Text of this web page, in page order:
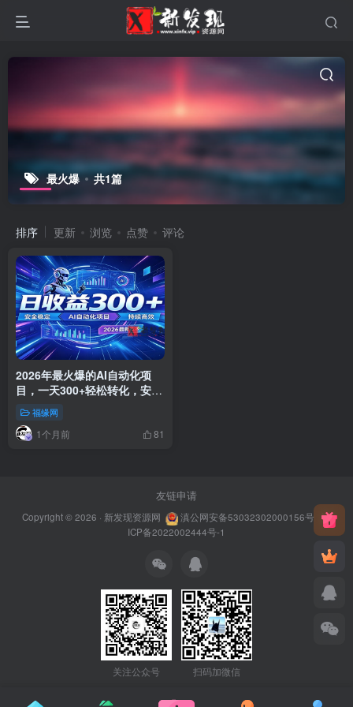
最火爆 共1篇
排序 更新 浏览 点赞 评论
2026年最火爆的AI自动化项
目，一天300+轻松转化，安全
稳定无风险
福缘网
1个月前 81
友链申请
Copyright © 2026 · 新发现资源网 滇公网安备53032302000156号
滇
ICP备2022002444号-1
关注公众号 扫码加微信